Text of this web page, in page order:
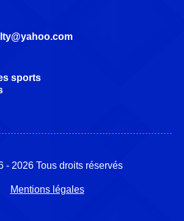
sports
- 2026 Tous droits réservés
Mentions légales